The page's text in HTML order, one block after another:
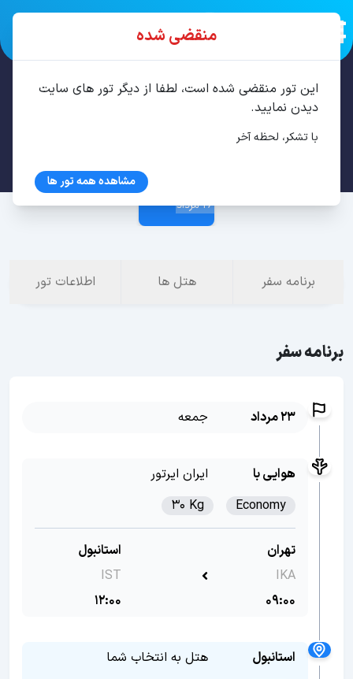
تور استانبول 3 شب مرداد
26 مرداد
برنامه سفر هتل ها اطلاعات تور
برنامه سفر
23 مرداد جمعه
هوایی با
ایران ایرتور
Economy
30 Kg
تهران
IKA
09:00
استانبول
IST
12:00
استانبول
هتل به انتخاب شما
منقضی شده
این تور منقضی شده است، لطفا از دیگر تور های سایت
دیدن نمایید.
با تشکر، لحظه آخر
مشاهده همه تور ها